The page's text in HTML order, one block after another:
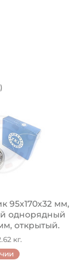
95х170х32 мм,
однорядный
открытый.
кг.